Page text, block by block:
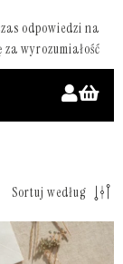
odpowiedzi na
za wyrozumiałość
Sortuj według